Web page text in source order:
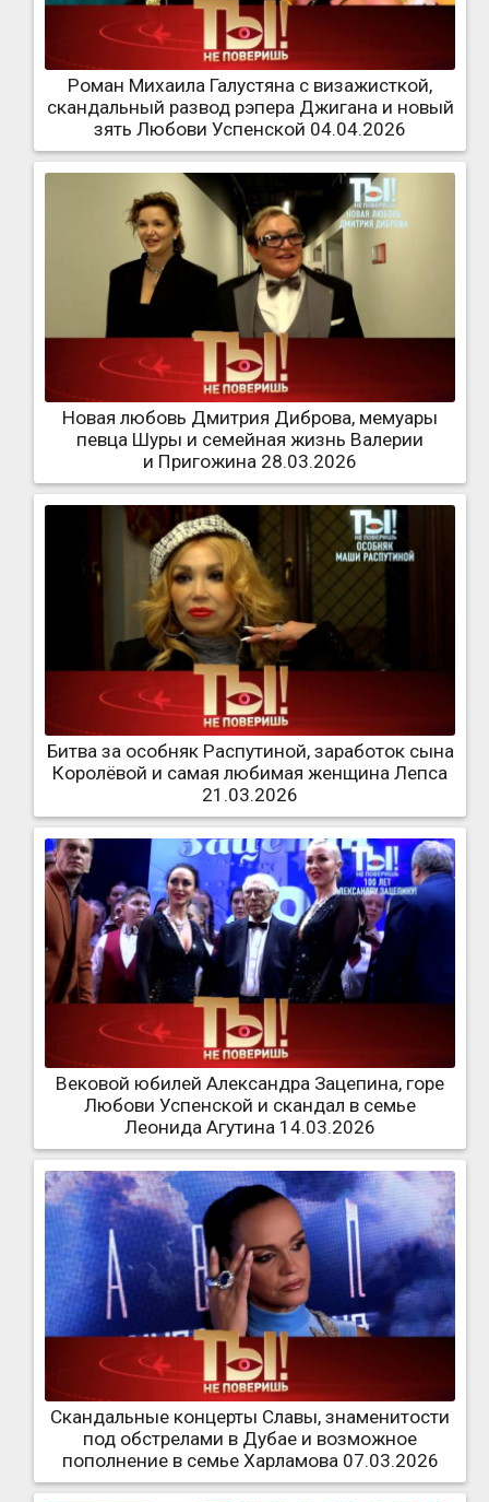
Роман Михаила Галустяна с визажисткой,
скандальный развод рэпера Джигана и новый
зять Любови Успенской 04.04.2026
Новая любовь Дмитрия Диброва, мемуары
певца Шуры и семейная жизнь Валерии
и Пригожина 28.03.2026
Битва за особняк Распутиной, заработок сына
Королёвой и самая любимая женщина Лепса
21.03.2026
Вековой юбилей Александра Зацепина, горе
Любови Успенской и скандал в семье
Леонида Агутина 14.03.2026
Скандальные концерты Славы, знаменитости
под обстрелами в Дубае и возможное
пополнение в семье Харламова 07.03.2026